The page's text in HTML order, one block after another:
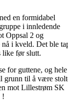
en formidabel
i innledende
Oppsal 2 og
i kveld. Det ble
like før slutt.
for guttene, og hele
grunn til å være
mot Lillestrøm SK
!